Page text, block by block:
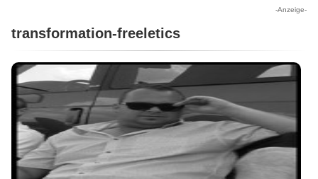
-Anzeige-
transformation-freeletics